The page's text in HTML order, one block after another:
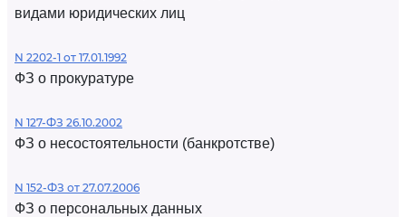
видами юридических лиц
N 2202-1 от 17.01.1992
ФЗ о прокуратуре
N 127-ФЗ 26.10.2002
ФЗ о несостоятельности (банкротстве)
N 152-ФЗ от 27.07.2006
ФЗ о персональных данных